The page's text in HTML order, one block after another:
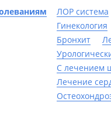
ЛОР система
Гинекология
Бронхит
С лечением
Лечение